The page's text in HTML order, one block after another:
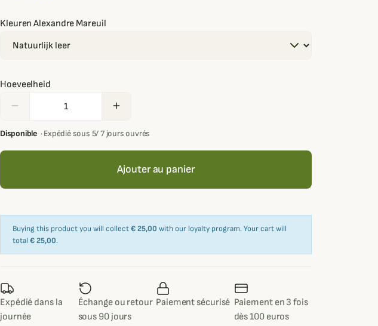
Kleuren Alexandre Mareuil
Hoeveelheid
remove add
Disponible ·Expédié sous 5/ 7 jours ouvrés
Ajouter au panier
Buying this product you will collect€ 25,00 with our loyalty program. Your cart will
total € 25,00.
Expédié dans la
journée
Échange ou retour
sous 90 jours
Paiement sécurisé Paiement en 3 fois
dès 100 euros